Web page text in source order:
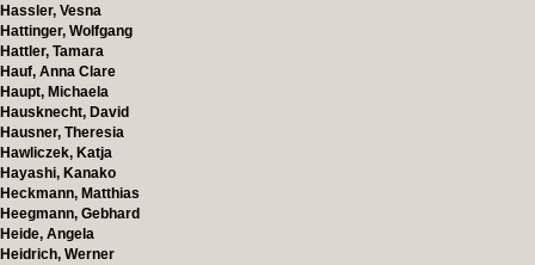
Hassler, Vesna
Hattinger, Wolfgang
Hattler, Tamara
Hauf, Anna Clare
Haupt, Michaela
Hausknecht, David
Hausner, Theresia
Hawliczek, Katja
Hayashi, Kanako
Heckmann, Matthias
Heegmann, Gebhard
Heide, Angela
Heidrich, Werner